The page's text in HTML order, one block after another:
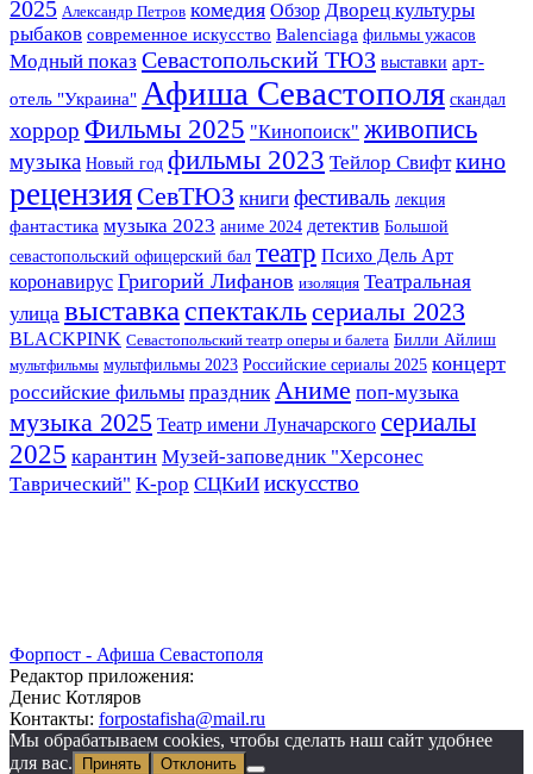
2025 Александр Петров комедия Обзор Дворец культуры
рыбаков современное искусство Balenciaga фильмы ужасов
Модный показ Севастопольский ТЮЗ выставки арт-
отель "Украина" Афиша Севастополя скандал
хоррор Фильмы 2025 "Кинопоиск" живопись
музыка Новый год фильмы 2023 Тейлор Свифт кино
рецензия СевТЮЗ книги фестиваль лекция
фантастика музыка 2023 аниме 2024 детектив Большой
севастопольский офицерский бал театр Психо Дель Арт
коронавирус Григорий Лифанов изоляция Театральная
улица выставка спектакльсериалы 2023
BLACKPINK Севастопольский театр оперы и балета Билли Айлиш
мультфильмы мультфильмы 2023 Российские сериалы 2025 концерт
российские фильмы праздник Аниме поп-музыка
музыка 2025 Театр имени Луначарского сериалы
2025 карантин Музей-заповедник "Херсонес
Таврический" K-pop СЦКиИ искусство
Форпост - Афиша Севастополя
Редактор приложения:
Денис Котляров
Контакты: forpostafisha@mail.ru
Мы обрабатываем cookies, чтобы сделать наш сайт удобнее
для вас.
Принять Отклонить